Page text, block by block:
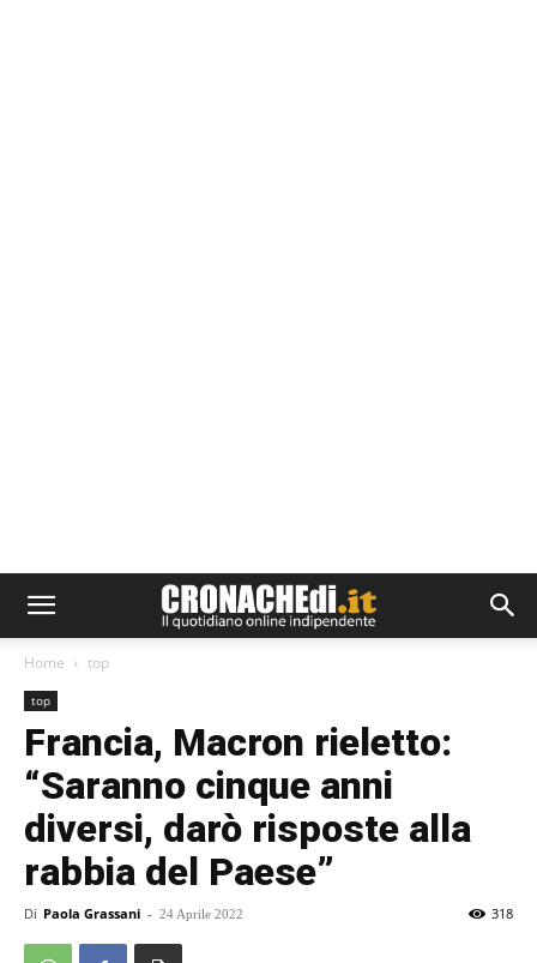
Home top
top
Francia, Macron rieletto:
“Saranno cinque anni
diversi, darò risposte alla
rabbia del Paese”
Di Paola Grassani - 24 Aprile 2022 318